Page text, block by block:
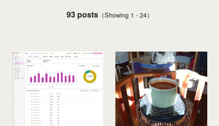
93 posts（Showing 1 - 24）